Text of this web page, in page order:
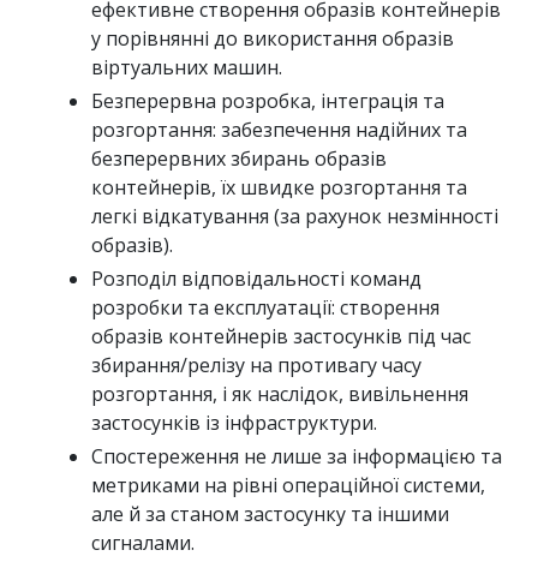
ефективне створення образів контейнерів
у порівнянні до використання образів
віртуальних машин.
Безперервна розробка, інтеграція та
розгортання: забезпечення надійних та
безперервних збирань образів
контейнерів, їх швидке розгортання та
легкі відкатування (за рахунок незмінності
образів).
Розподіл відповідальності команд
розробки та експлуатації: створення
образів контейнерів застосунків під час
збирання/релізу на противагу часу
розгортання, і як наслідок, вивільнення
застосунків із інфраструктури.
Спостереження не лише за інформацією та
метриками на рівні операційної системи,
але й за станом застосунку та іншими
сигналами.